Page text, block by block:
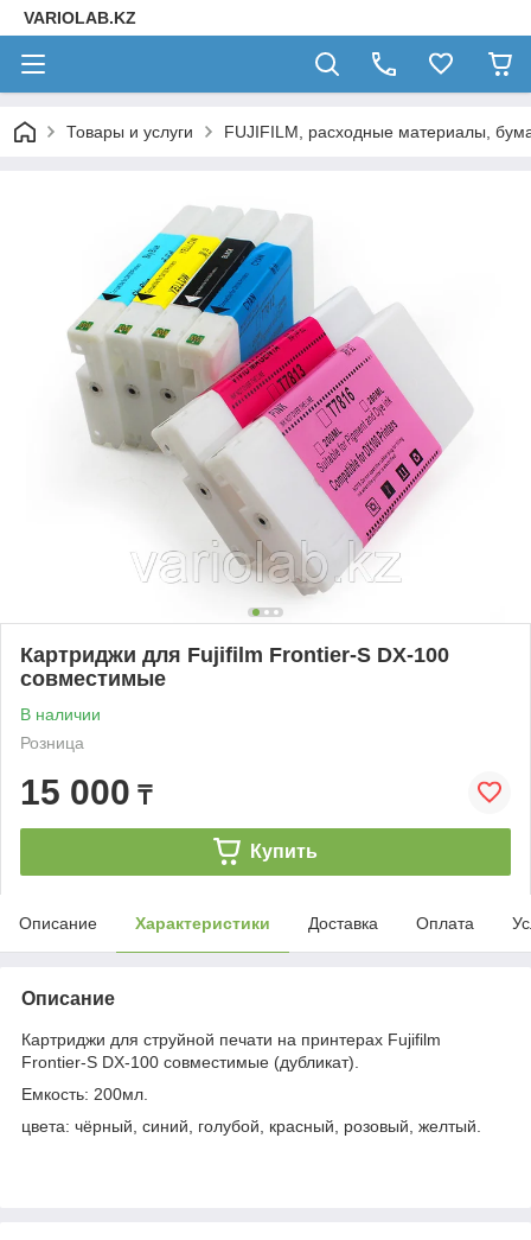
VARIOLAB.KZ
Товары и услуги FUJIFILM, расходные материалы,
Картриджи для Fujifilm Frontier-S DX-100
совместимые
В наличии
Розница
15 000 ₸
Купить
Описание Характеристики Доставка Оплата
Описание
Картриджи для струйной печати на принтерах Fujifilm
Frontier-S DX-100 совместимые (дубликат).
Емкость: 200мл.
цвета: чёрный, синий, голубой, красный, розовый, желтый.